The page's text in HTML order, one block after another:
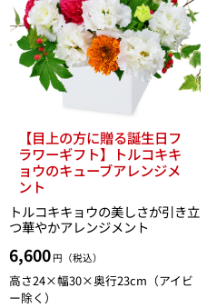
【目上の方に贈る誕生日フ
ラワーギフト】トルコキキ
ョウのキューブアレンジメ
ント
トルコキキョウの美しさが引き立
つ華やかアレンジメント
6,600 円（税込）
高さ24×幅30×奥行23cm（アイビ
ー除く）